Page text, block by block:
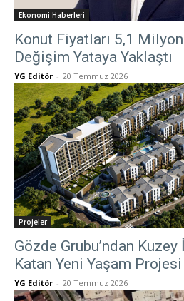
Ekonomi Haberleri
Konut Fiyatları 5,1 Milyon
Değişim Yataya Yaklaştı
YG Editör - 20 Temmuz 2026
Projeler
Gözde Grubu’ndan Kuzey
Katan Yeni Yaşam Projesi
YG Editör - 20 Temmuz 2026